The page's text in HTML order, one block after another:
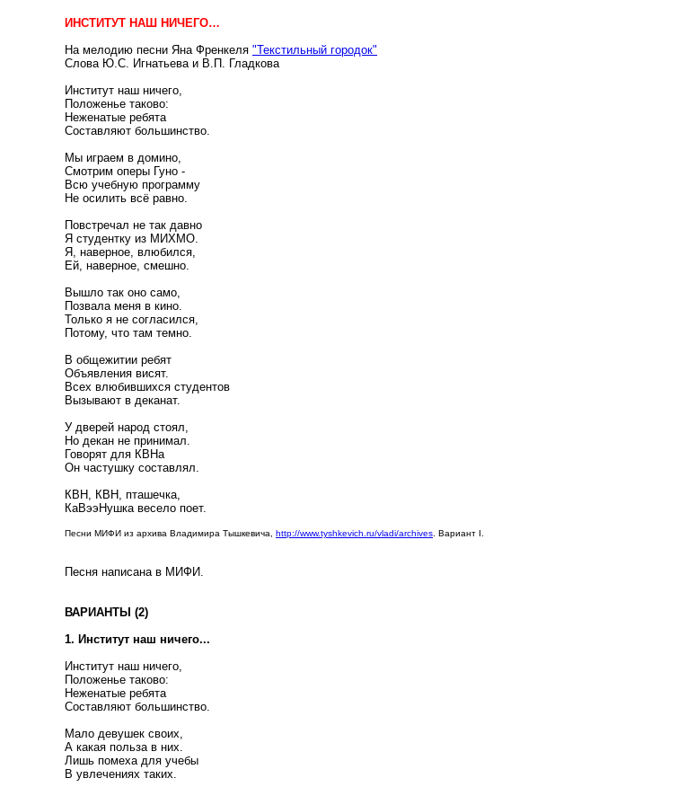
ИНСТИТУТ НАШ НИЧЕГО…
На мелодию песни Яна Френкеля "Текстильный городок"
Слова Ю.С. Игнатьева и В.П. Гладкова
Институт наш ничего,
Положенье таково:
Неженатые ребята
Составляют большинство.
Мы играем в домино,
Смотрим оперы Гуно -
Всю учебную программу
Не осилить всё равно.
Повстречал не так давно
Я студентку из МИХМО.
Я, наверное, влюбился,
Ей, наверное, смешно.
Вышло так оно само,
Позвала меня в кино.
Только я не согласился,
Потому, что там темно.
В общежитии ребят
Объявления висят.
Всех влюбившихся студентов
Вызывают в деканат.
У дверей народ стоял,
Но декан не принимал.
Говорят для КВНа
Он частушку составлял.
КВН, КВН, пташечка,
КаВээНушка весело поет.
Песни МИФИ из архива Владимира Тышкевича, http://www.tyshkevich.ru/vladi/archives . Вариант I.
Песня написана в МИФИ.
ВАРИАНТЫ (2)
1. Институт наш ничего...
Институт наш ничего,
Положенье таково:
Неженатые ребята
Составляют большинство.
Мало девушек своих,
А какая польза в них.
Лишь помеха для учебы
В увлечениях таких.